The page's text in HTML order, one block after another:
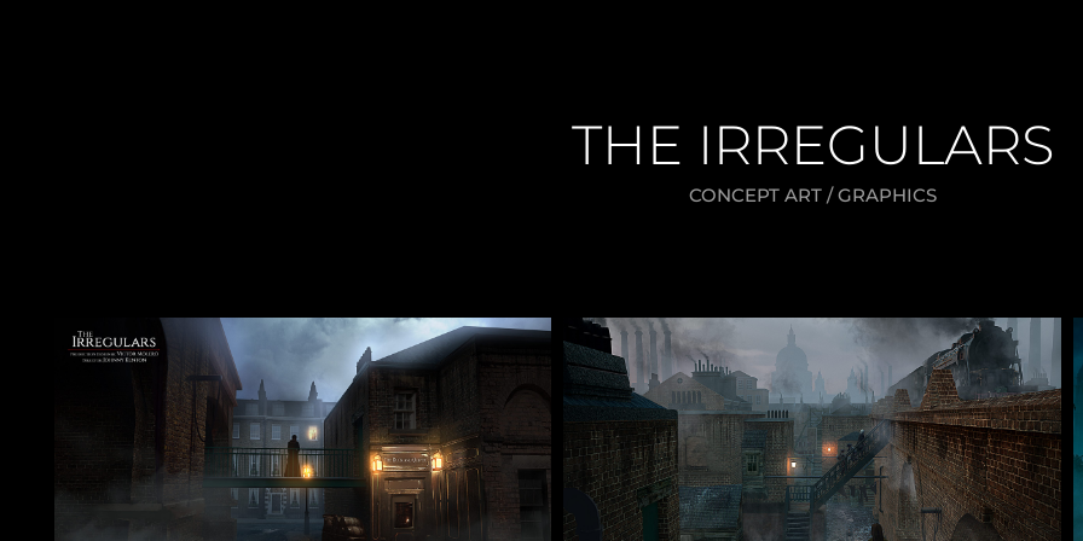
THE IRREGULARS
CONCEPT ART / GRAPHICS